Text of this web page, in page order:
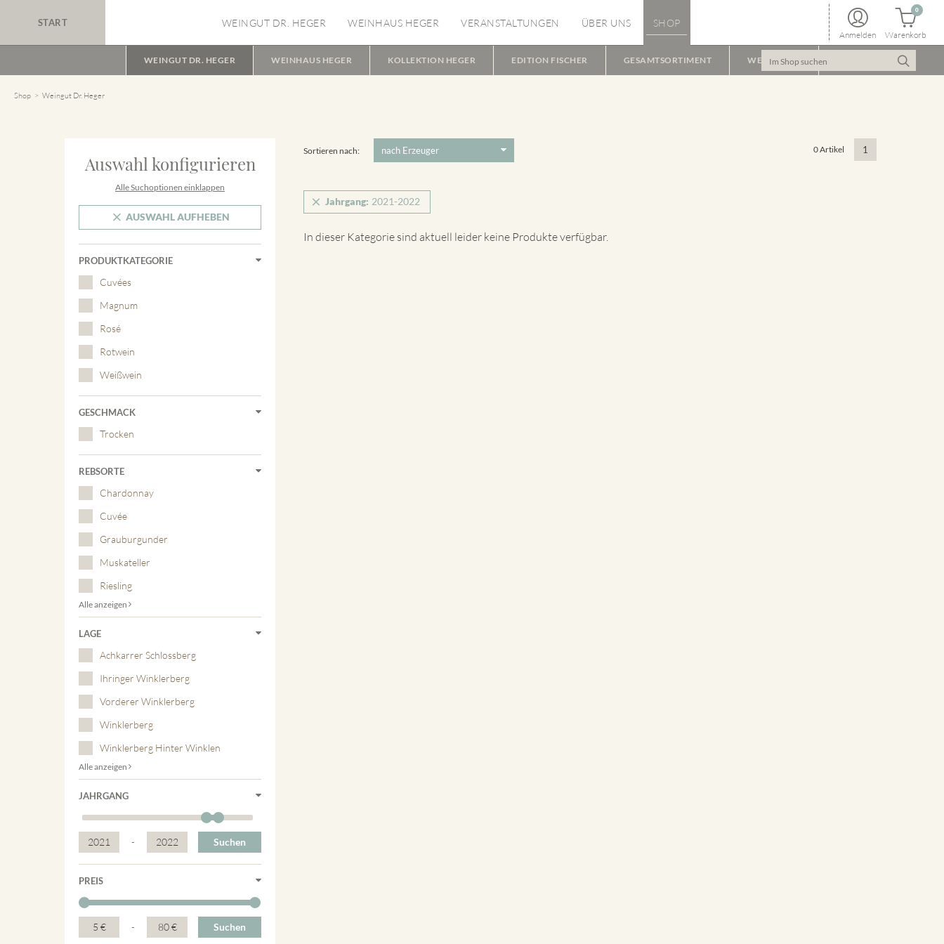
START WEINGUT DR. HEGER WEINHAUS HEGER VERANSTALTUNGEN ÜBER UNS SHOP
Anmelden Warenkorb
0
WEINGUT DR. HEGER WEINHAUS HEGER KOLLEKTION HEGER EDITION FISCHER GESAMTSORTIMENT WEINPAKET
Shop Weingut Dr. Heger
Auswahl konfigurieren
Alle Suchoptionen einklappen
AUSWAHL AUFHEBEN
PRODUKTKATEGORIE
Cuvées
Magnum
Rosé
Rotwein
Weißwein
GESCHMACK
Trocken
REBSORTE
Chardonnay
Cuvée
Grauburgunder
Muskateller
Riesling
Alle anzeigen
LAGE
Achkarrer Schlossberg
Ihringer Winklerberg
Vorderer Winklerberg
Winklerberg
Winklerberg Hinter Winklen
Alle anzeigen
JAHRGANG
2021 - 2022 Suchen
PREIS
5 € - 80 € Suchen
Sortieren nach: 0 Artikel 1
Jahrgang: 2021-2022
In dieser Kategorie sind aktuell leider keine Produkte verfügbar.